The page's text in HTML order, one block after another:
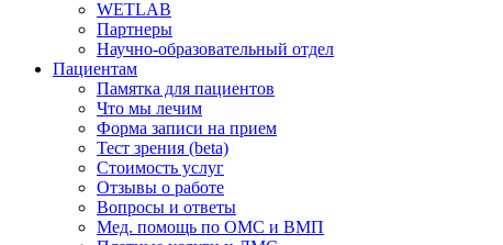
WETLAB
Партнеры
Научно-образовательный отдел
Пациентам
Памятка для пациентов
Что мы лечим
Форма записи на прием
Тест зрения (beta)
Стоимость услуг
Отзывы о работе
Вопросы и ответы
Мед. помощь по ОМС и ВМП